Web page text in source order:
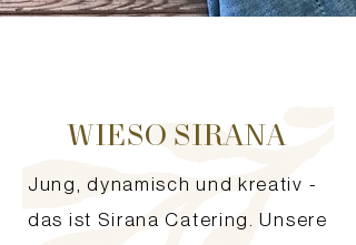
WIESO SIRANA
Jung, dynamisch und kreativ -
das ist Sirana Catering. Unsere